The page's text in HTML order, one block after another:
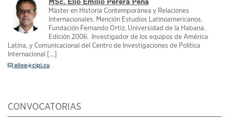
MSc. Elio Emilio Perera Pena
Máster en Historia Contemporánea y Relaciones
Internacionales. Mención Estudios Latinoamericanos.
Fundación Fernando Ortiz. Universidad de la Habana.
Edición 2006. Investigador de los equipos de América
Latina, y Comunicacional del Centro de Investigaciones de Política
Internacional [...]
elioe@cipi.cu
CONVOCATORIAS